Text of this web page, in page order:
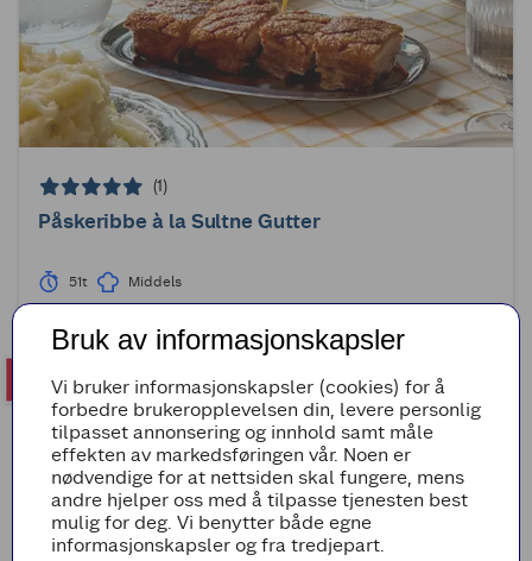
(1)
Påskeribbe à la Sultne Gutter
51t Middels
Bruk av informasjonskapsler
Vi bruker informasjonskapsler (cookies) for å
forbedre brukeropplevelsen din, levere personlig
tilpasset annonsering og innhold samt måle
effekten av markedsføringen vår. Noen er
nødvendige for at nettsiden skal fungere, mens
andre hjelper oss med å tilpasse tjenesten best
mulig for deg. Vi benytter både egne
informasjonskapsler og fra tredjepart.